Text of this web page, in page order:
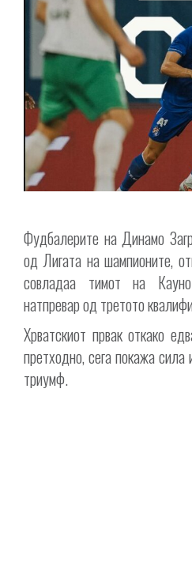
Фудбалерите на Динамо
од Лигата на шампионите,
совладаа тимот на
натпревар од третото
Хрватскиот првак откако
претходно, сега покажа
триумф.